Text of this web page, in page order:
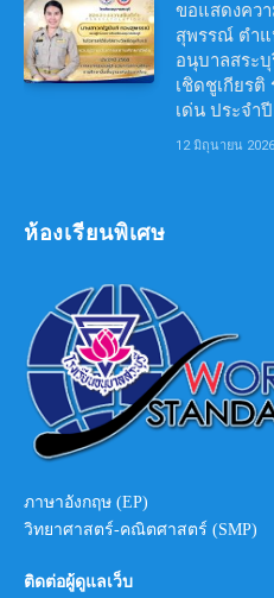
ขอแสดงคว
สุพรรณ์ ตำแ
อนุบาลสระบุ
เชิดชูเกียรติ
เด่น ประจำปี
12 มิถุนายน 2026
ห้องเรียนพิเศษ
ภาษาอังกฤษ (EP)
วิทยาศาสตร์-คณิตศาสตร์ (SMP)
ติดต่อผู้ดูแลเว็บ